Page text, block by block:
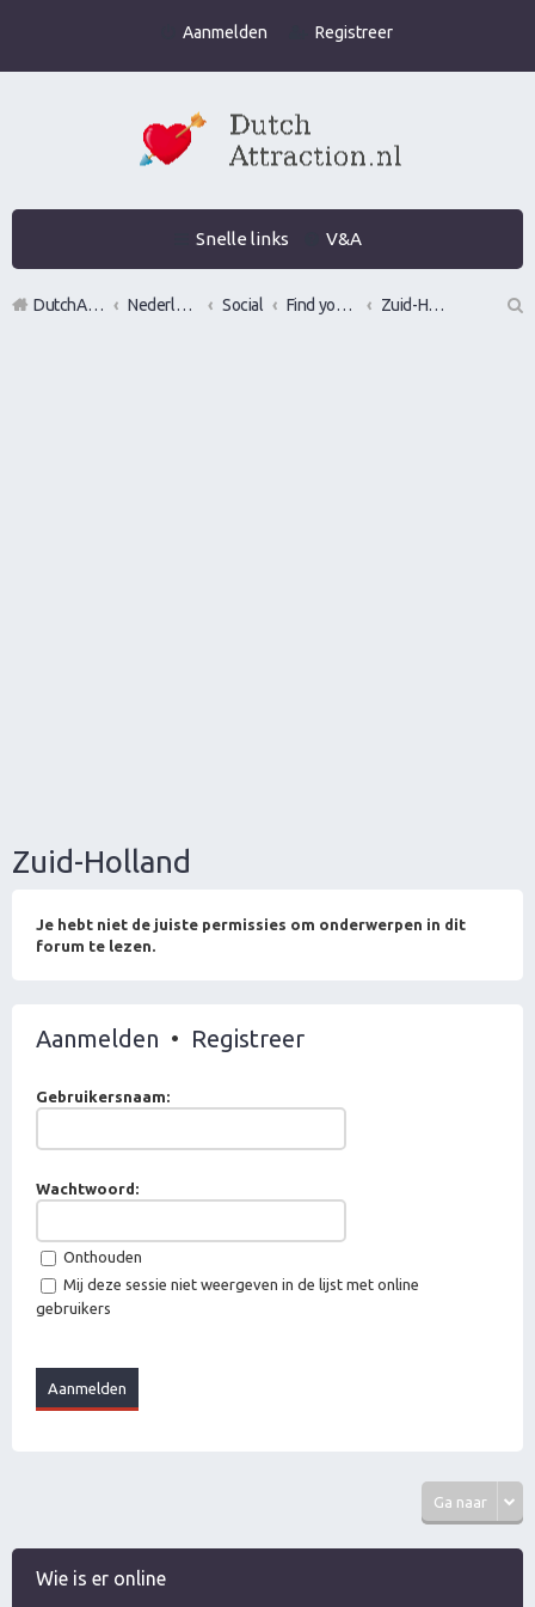
Aanmelden Registreer
Snelle links V&A
DutchAttraction.nl Nederlands grootste Dutch Attraction, Lifestyle, Vrouwen versieren en Pick-Up (PUA) Forum Social Find your wingman
Zuid-Holland
Zuid-Holland
Je hebt niet de juiste permissies om onderwerpen in dit
forum te lezen.
Aanmelden • Registreer
Gebruikersnaam:
Wachtwoord:
Onthouden
Mij deze sessie niet weergeven in de lijst met online
gebruikers
Ga naar
Wie is er online